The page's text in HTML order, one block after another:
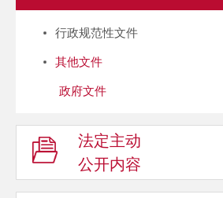
行政规范性文件
其他文件
政府文件
法定主动
公开内容